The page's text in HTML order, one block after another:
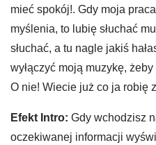
mieć spokój!. Gdy moja
myślenia, to lubię słuchać
słuchać, a tu nagle jakiś
wyłączyć moją muzykę,
O nie! Wiecie już co ja robię
Efekt Intro: Gdy wchodzisz
oczekiwanej informacji